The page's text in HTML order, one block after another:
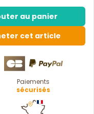
au panier
cet article
Paiements
sécurisés